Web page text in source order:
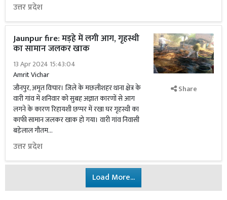
उत्तर प्रदेश
Jaunpur fire: मड़हे में लगी आग, गृहस्थी
का सामान जलकर खाक
13 Apr 2024 15:43:04
Amrit Vichar
जौनपुर, अमृत विचार। जिले के मछलीशहर थाना क्षेत्र के
वारी गांव में शनिवार को सुबह अज्ञात कारणों से आग
लगने के कारण रिहायशी छप्पर में रखा घर गृहस्थी का
काफी सामान जलकर खाक हो गया। वारी गांव निवासी
बड़ेलाल गौतम...
उत्तर प्रदेश
Share
Load More...